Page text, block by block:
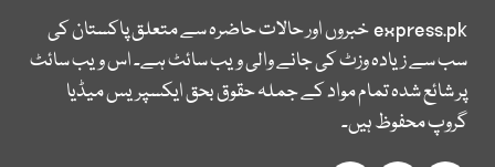
express.pkخبروں اور حالات حاضرہ سے متعلق پاکستان کی
سب سے زیادہ وزٹ کی جانے والی ویب سائٹ ہے۔ اس ویب سائٹ
پر شائع شدہ تمام مواد کے جملہ حقوق بحق ایکسپریس میڈیا
گروپ محفوظ ہیں۔